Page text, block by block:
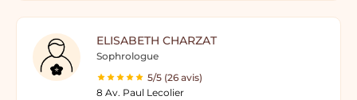
ELISABETH CHARZAT
Sophrologue
5/5 (26 avis)
8 Av. Paul Lecolier